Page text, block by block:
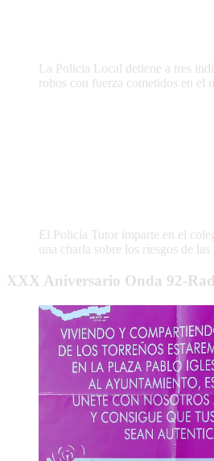
La Policia Local detiene a tres
robos con fuerza cometidos en el
El Policia Tutor imparte en el
una charla sobre los riesgos de las
XXX Aniversario Onda 92-